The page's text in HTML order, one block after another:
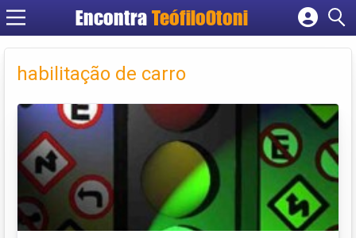
Encontra TeófiloOtoni
Cadastrar empresa
Criar conta
habilitação de carro